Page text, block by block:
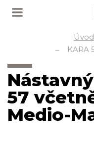
Úvod
KARA
57
Medio-